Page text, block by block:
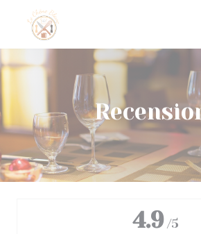
Personalizzazione delle tue scelte sui
4.9 /5